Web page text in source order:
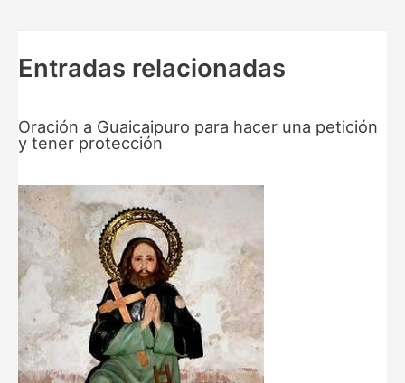
Entradas relacionadas
Oración a Guaicaipuro para hacer una petición
y tener protección